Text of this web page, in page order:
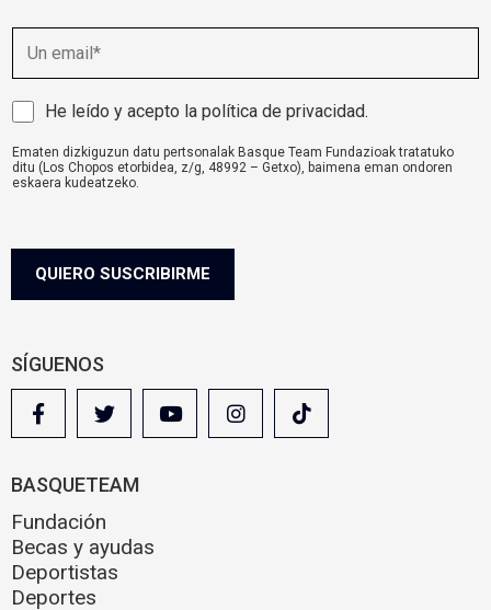
m
a
i
l
A
i
s
e
a
He leído y acepto la política de privacidad.
Ematen dizkiguzun datu pertsonalak Basque Team Fundazioak tratatuko
ditu (Los Chopos etorbidea, z/g, 48992 – Getxo), baimena eman ondoren
eskaera kudeatzeko.
QUIERO SUSCRIBIRME
SÍGUENOS
BASQUETEAM
Fundación
Becas y ayudas
Deportistas
Deportes